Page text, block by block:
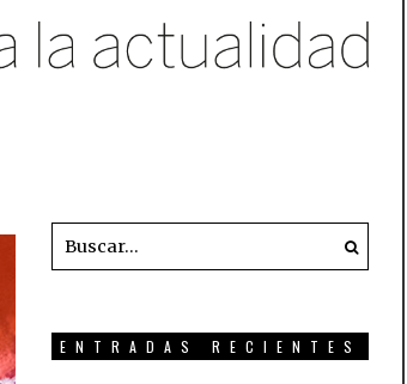
ENTRADAS RECIENTES